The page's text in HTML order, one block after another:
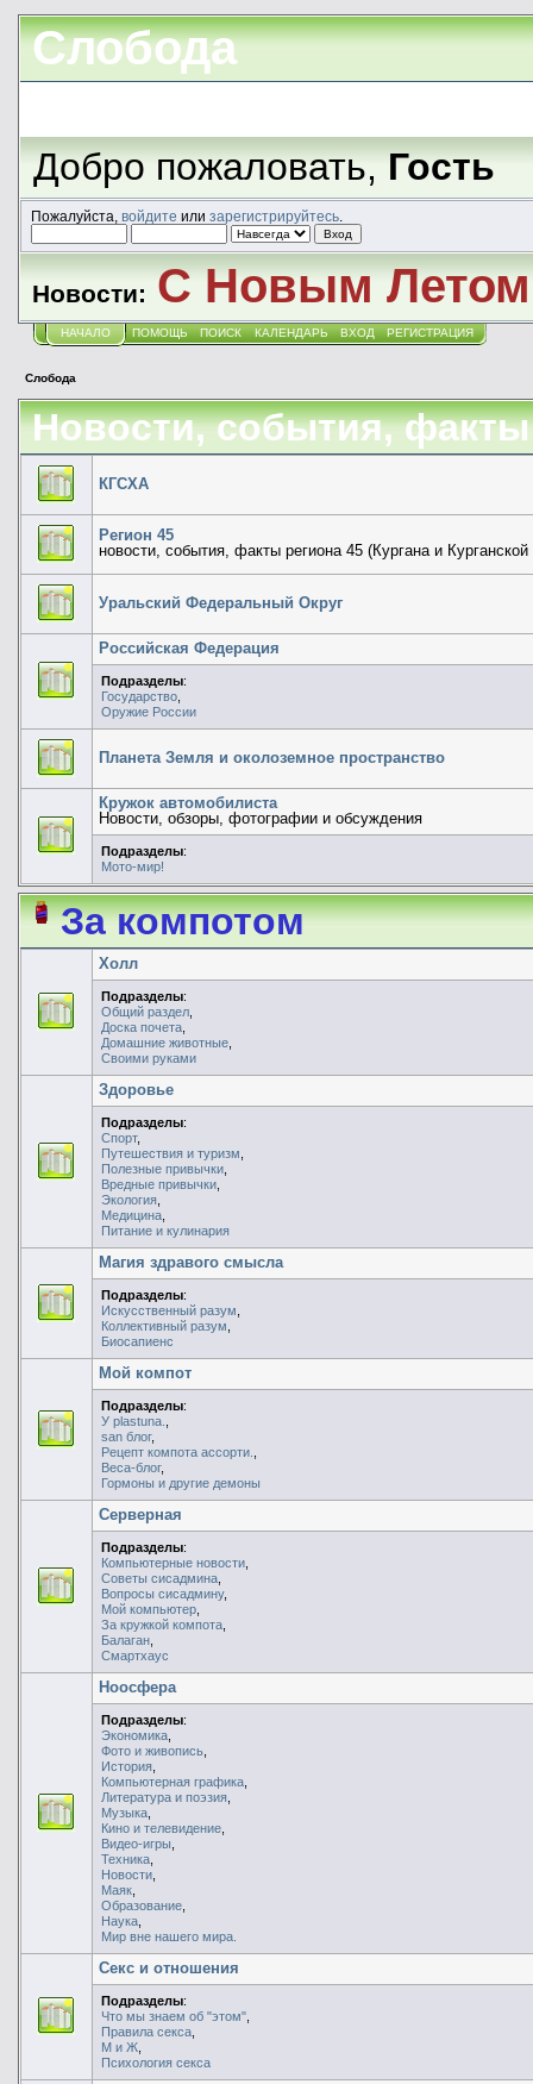
Слобода
Добро пожаловать,Гость
Пожалуйста, войдите или зарегистрируйтесь.
Новости: С Новым
НАЧАЛО ПОМОЩЬ ПОИСК КАЛЕНДАРЬ ВХОД РЕГИСТРАЦИЯ
Слобода
Новости, события, факты
КГСХА
Регион 45
новости, события, факты региона 45 (Кургана и Курганской
Уральский Федеральный Округ
Российская Федерация
Подразделы:
Государство
Оружие России
Планета Земля и околоземное пространство
Кружок автомобилиста
Новости, обзоры, фотографии и обсуждения
Подразделы:
Мото-мир!
За компотом
Холл
Подразделы:
Общий раздел
Доска почета
Домашние животные
Своими руками
Здоровье
Подразделы:
Спорт,
Путешествия и туризм
Полезные привычки
Вредные привычки
Экология
Медицина
Питание и кулинария
Магия здравого смысла
Подразделы:
Искусственный разум
Коллективный разум
Биосапиенс
Мой компот
Подразделы:
У plastuna.
san блог,
Рецепт компота ассорти.
Веса-блог,
Гормоны и другие демоны
Серверная
Подразделы:
Компьютерные новости
Советы сисадмина
Вопросы сисадмину,
Мой компьютер
За кружкой компота
Балаган
Смартхаус
Ноосфера
Подразделы:
Экономика
Фото и живопись
История
Компьютерная графика
Литература и поэзия
Музыка
Кино и телевидение
Видео-игры
Техника
Новости
Маяк
Образование
Наука
Мир вне нашего мира.
Секс и отношения
Подразделы:
Что мы знаем об "этом"
Правила секса
М и Ж
Психология секса